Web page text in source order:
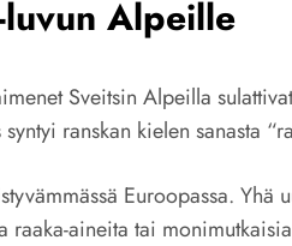
Alpeille
Sveitsin Alpeilla
ranskan kielen sanasta
Euroopassa. Yhä
aineita tai